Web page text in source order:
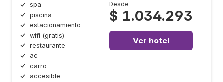
spa
piscina
estacionamiento
wifi (gratis)
restaurante
ac
carro
accesible
Desde
$ 1.034.293
Ver hotel